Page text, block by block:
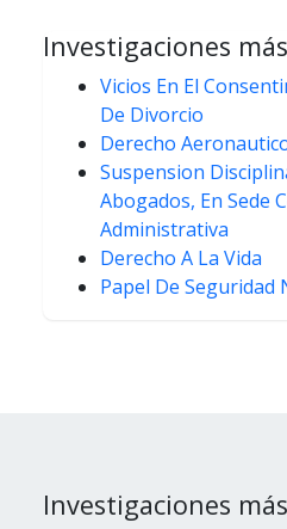
Investigaciones
Vicios En El
De Divorcio
Derecho
Suspension
Abogados, En Sede
Administrativa
Derecho A La Vida
Papel De Seguridad
Investigaciones